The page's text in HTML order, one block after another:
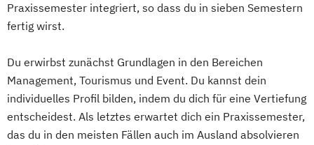
Praxissemester integriert, so dass du in sieben Semestern
fertig wirst.
Du erwirbst zunächst Grundlagen in den Bereichen
Management, Tourismus und Event. Du kannst dein
individuelles Profil bilden, indem du dich für eine Vertiefung
entscheidest. Als letztes erwartet dich ein Praxissemester,
das du in den meisten Fällen auch im Ausland absolvieren